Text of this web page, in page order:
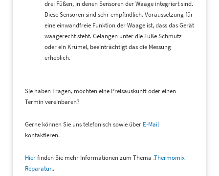
drei Füßen, in denen Sensoren der Waage integriert sind.
Diese Sensoren sind sehr empflndlich. Voraussetzung für
eine einwandfreie Funktion der Waage ist, dass das Gerät
waagerecht steht. Gelangen unter die Füße Schmutz
oder ein Krümel, beeinträchtigt das die Messung
erheblich.
Sie haben Fragen, möchten eine Preisauskunft oder einen
Termin vereinbaren?
Gerne können Sie uns telefonisch sowie über E-Mail
kontaktieren.
Hierfinden Sie mehr Informationen zum Thema ‚Thermomix
Reparatur‚.